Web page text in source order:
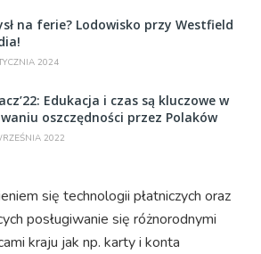
na ferie? Lodowisko przy Westfield
2024
Edukacja i czas są kluczowe w
oszczędności przez Polaków
2022
się technologii płatniczych oraz
posługiwanie się różnorodnymi
kraju jak np. karty i konta